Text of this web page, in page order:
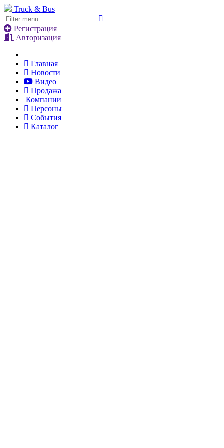
Truck & Bus
Регистрация
Авторизация
Главная
Новости
Видео
Продажа
Компании
Персоны
События
Каталог